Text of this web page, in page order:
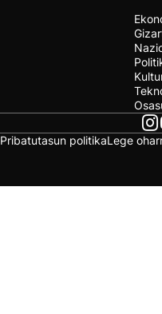
Pribatutasun politikaLege